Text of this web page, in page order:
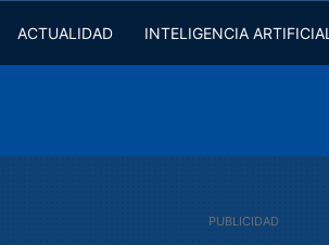
ACTUALIDAD INTELIGENCIA ARTIFICIAL